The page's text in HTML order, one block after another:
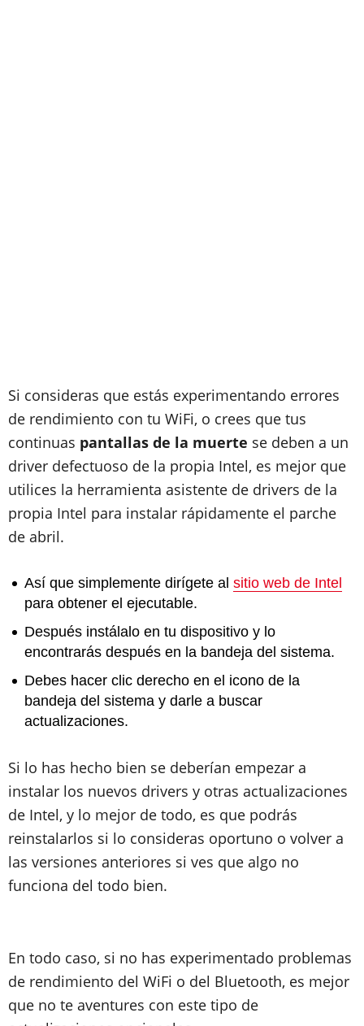
Si consideras que estás experimentando errores
de rendimiento con tu WiFi, o crees que tus
continuas pantallas de la muerte se deben a un
driver defectuoso de la propia Intel, es mejor que
utilices la herramienta asistente de drivers de la
propia Intel para instalar rápidamente el parche
de abril.
Así que simplemente dirígete al sitio web de Intel
para obtener el ejecutable.
Después instálalo en tu dispositivo y lo
encontrarás después en la bandeja del sistema.
Debes hacer clic derecho en el icono de la
bandeja del sistema y darle a buscar
actualizaciones.
Si lo has hecho bien se deberían empezar a
instalar los nuevos drivers y otras actualizaciones
de Intel, y lo mejor de todo, es que podrás
reinstalarlos si lo consideras oportuno o volver a
las versiones anteriores si ves que algo no
funciona del todo bien.
En todo caso, si no has experimentado problemas
de rendimiento del WiFi o del Bluetooth, es mejor
que no te aventures con este tipo de